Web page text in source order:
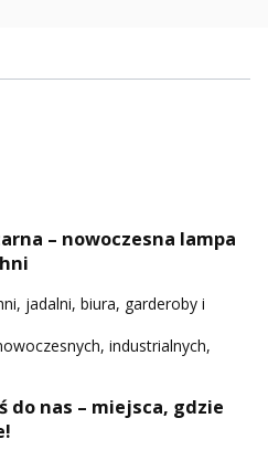
– nowoczesna lampa
jadalni, biura, garderoby i
industrialnych,
do nas – miejsca, gdzie